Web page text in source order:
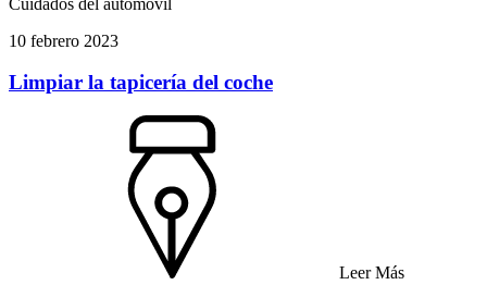
10 febrero 2023
Limpiar la tapicería del coche
Leer Más